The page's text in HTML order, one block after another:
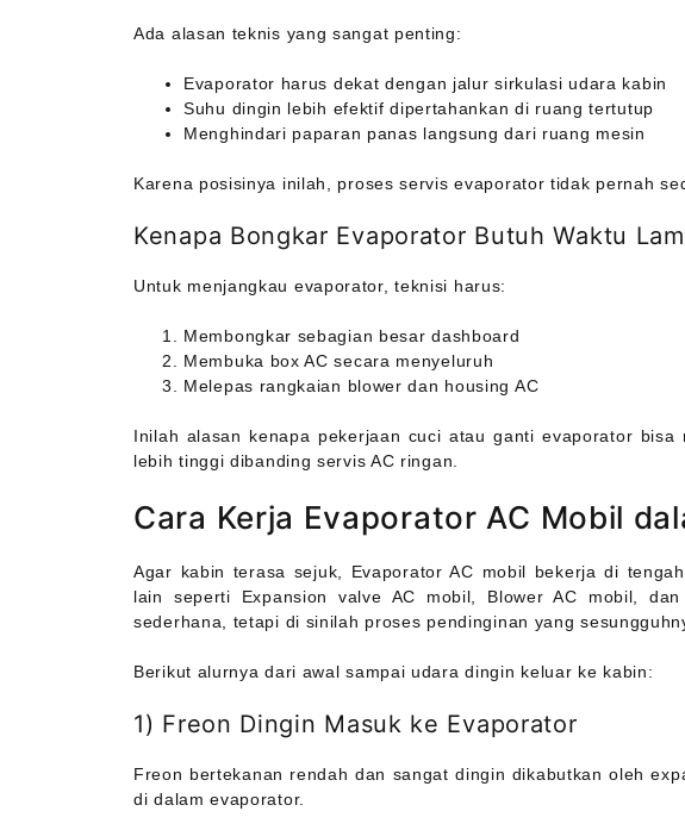
Ada alasan teknis yang sangat penting:
Evaporator harus dekat dengan jalur sirkulasi udara kabin
Suhu dingin lebih efektif dipertahankan di ruang tertutup
Menghindari paparan panas langsung dari ruang mesin
Karena posisinya inilah, proses servis evaporator tidak pernah
Kenapa Bongkar Evaporator Butuh Waktu
Untuk menjangkau evaporator, teknisi harus:
Membongkar sebagian besar dashboard
Membuka box AC secara menyeluruh
Melepas rangkaian blower dan housing AC
Inilah alasan kenapa pekerjaan cuci atau ganti evaporator bisa
lebih tinggi dibanding servis AC ringan.
Cara Kerja Evaporator AC Mobil
Agar kabin terasa sejuk, Evaporator AC mobil bekerja di
lain seperti Expansion valve AC mobil, Blower AC mobil,
sederhana, tetapi di sinilah proses pendinginan yang
Berikut alurnya dari awal sampai udara dingin keluar ke kabin:
1) Freon Dingin Masuk ke Evaporator
Freon bertekanan rendah dan sangat dingin dikabutkan oleh
di dalam evaporator.